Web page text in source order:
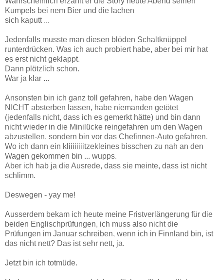
Kumpels bei nem Bier und die lachen
sich kaputt ...
Jedenfalls musste man diesen blöden Schaltknüppel
runterdrücken. Was ich auch probiert habe, aber bei mir hat
es erst nicht geklappt.
Dann plötzlich schon.
War ja klar ...
Ansonsten bin ich ganz toll gefahren, habe den Wagen
NICHT absterben lassen, habe niemanden getötet
(jedenfalls nicht, dass ich es gemerkt hätte) und bin dann
nicht wieder in die Minilücke reingefahren um den Wagen
abzustellen, sondern bin vor das Chefinnen-Auto gefahren.
Wo ich dann ein kliiiiiiiitzekleines bisschen zu nah an den
Wagen gekommen bin ... wupps.
Aber ich hab ja die Ausrede, dass sie meinte, dass ist nicht
schlimm.
Deswegen - yay me!
Ausserdem bekam ich heute meine Fristverlängerung für die
beiden Englischprüfungen, ich muss also nicht die
Prüfungen im Januar schreiben, wenn ich in Finnland bin, ist
das nicht nett? Das ist sehr nett, ja.
Jetzt bin ich totmüde.